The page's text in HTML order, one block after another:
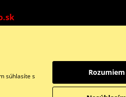
súhlasíte s Rozumiem